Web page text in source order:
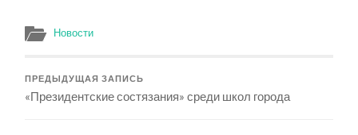
Новости
ПРЕДЫДУЩАЯ ЗАПИСЬ
«Президентские состязания» среди школ города